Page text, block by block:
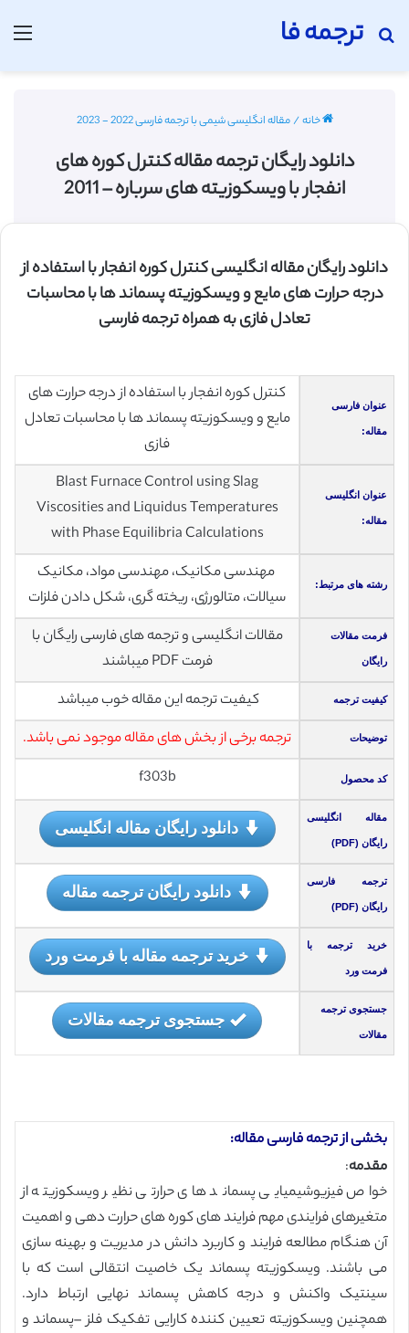
ترجمه فا
جستجو برای
خانه/مقاله انگلیسی شیمی با ترجمه فارسی 2022 - 2023
دانلود رایگان ترجمه مقاله کنترل کوره های
انفجار با ویسکوزیته های سرباره – 2011
دانلود رایگان مقاله انگلیسی کنترل کوره انفجار با استفاده از
درجه حرارت های مایع و ویسکوزیته پسماند ها با محاسبات
تعادل فازی به همراه ترجمه فارسی
عنوان فارسی
مقاله:
کنترل کوره انفجار با استفاده از درجه حرارت های
مایع و ویسکوزیته پسماند ها با محاسبات تعادل
فازی
عنوان انگلیسی
مقاله:
Blast Furnace Control using Slag
Viscosities and Liquidus Temperatures
with Phase Equilibria Calculations
رشته های مرتبط:
مهندسی مکانیک، مهندسی مواد، مکانیک
سیالات، متالورژی، ریخته گری، شکل دادن فلزات
فرمت مقالات
رایگان
مقالات انگلیسی و ترجمه های فارسی رایگان با
فرمت PDF میباشند
کیفیت ترجمه کیفیت ترجمه این مقاله خوب میباشد
توضیحات ترجمه برخی از بخش های مقاله موجود نمی باشد.
کد محصول f303b
مقاله انگلیسی
رایگان (PDF)
دانلود رایگان مقاله انگلیسی
ترجمه فارسی
رایگان (PDF)
دانلود رایگان ترجمه مقاله
خرید ترجمه با
فرمت ورد
خرید ترجمه مقاله با فرمت ورد
جستجوی ترجمه
مقالات
جستجوی ترجمه مقالات
بخشی از ترجمه فارسی مقاله:
مقدمه:
خواص فیزیوشیمیایی پسماند های حرارتی نظیر ویسکوزیته از
متغیرهای فرایندی مهم فرایند های کوره های حرارت دهی و اهمیت
آن هنگام مطالعه فرایند و کاربرد دانش در مدیریت و بهینه سازی
می باشند. ویسکوزیته پسماند یک خاصیت انتقالی است که با
سینتیک واکنش و درجه کاهش پسماند نهایی ارتباط دارد.
همچنین ویسکوزیته تعیین کننده کارایی تفکیک فلز –پسماند و